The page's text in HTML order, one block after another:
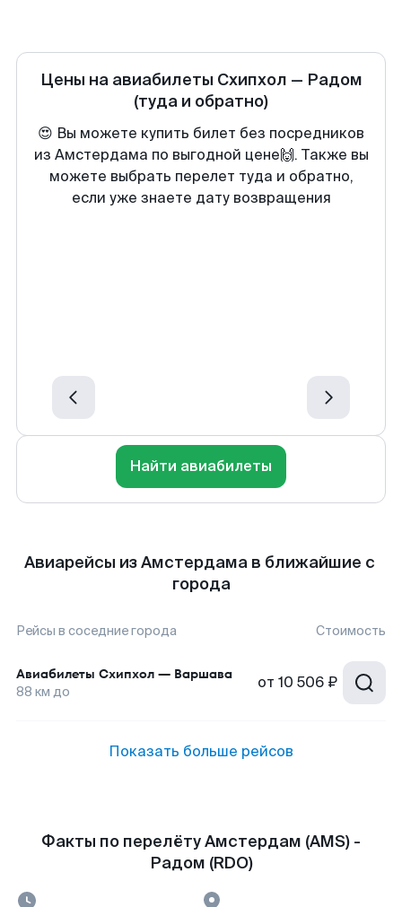
Цены на авиабилеты Схипхол — Радом
(туда и обратно)
😍 Вы можете купить билет без посредников
из Амстердама по выгодной цене🙌. Также вы
можете выбрать перелет туда и обратно,
если уже знаете дату возвращения
Найти авиабилеты
Авиарейсы из Амстердама в ближайшие с
города
Рейсы в соседние города Стоимость
Авиабилеты Схипхол — Варшава
88 км до от 10 506 ₽
Показать больше рейсов
Факты по перелёту Амстердам (AMS) -
Радом (RDO)